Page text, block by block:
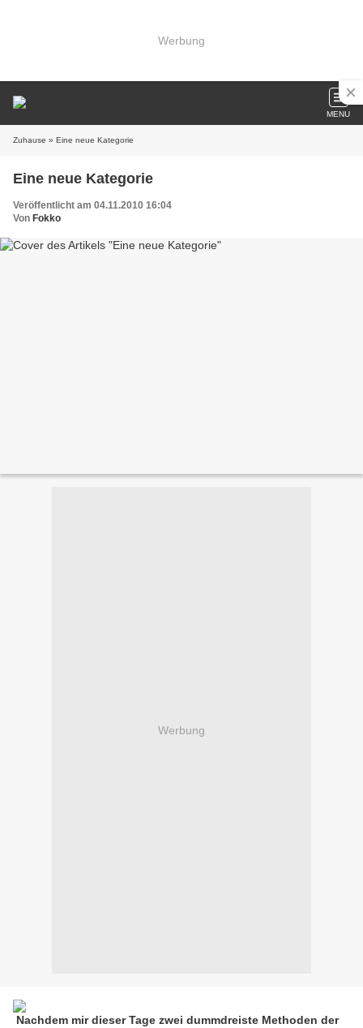
Werbung
MENU
Zuhause » Eine neue Kategorie
Eine neue Kategorie
Veröffentlicht am 04.11.2010 16:04
Von Fokko
Werbung
Nachdem mir dieser Tage zwei dummdreiste Methoden der